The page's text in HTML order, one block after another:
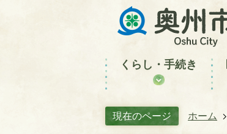
くらし・手続き
現在のページ ホーム